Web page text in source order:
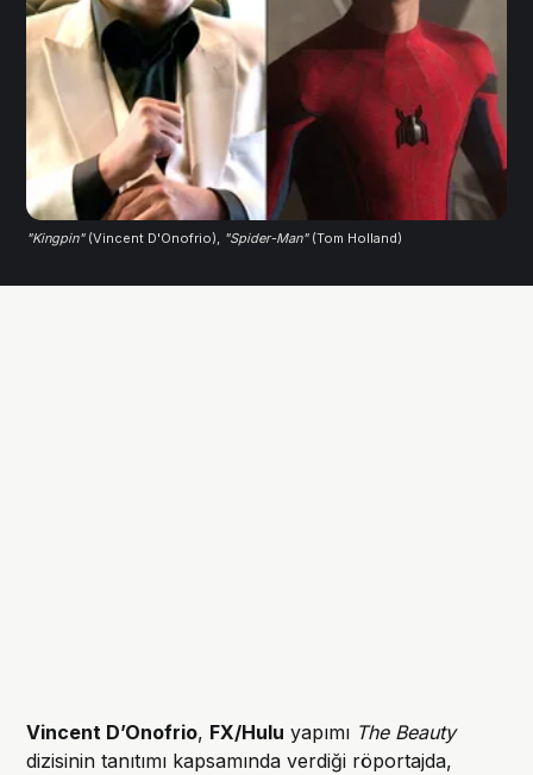
"Kingpin" (Vincent D'Onofrio), "Spider-Man" (Tom Holland)
Vincent D’Onofrio, FX/Hulu yapımı The Beauty
dizisinin tanıtımı kapsamında verdiği röportajda,